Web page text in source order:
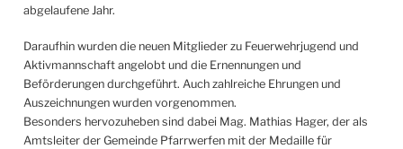
abgelaufene Jahr.
Daraufhin wurden die neuen Mitglieder zu Feuerwehrjugend und
Aktivmannschaft angelobt und die Ernennungen und
Beförderungen durchgeführt. Auch zahlreiche Ehrungen und
Auszeichnungen wurden vorgenommen.
Besonders hervozuheben sind dabei Mag. Mathias Hager, der als
Amtsleiter der Gemeinde Pfarrwerfen mit der Medaille für